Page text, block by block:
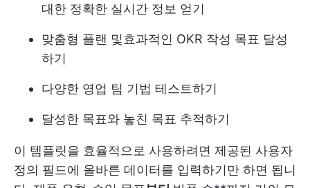
대한 정확한 실시간 정보 얻기
맞춤형 플랜 및효과적인 OKR 작성 목표 달성
하기
다양한 영업 팀 기법 테스트하기
달성한 목표와 놓친 목표 추적하기
이 템플릿을 효율적으로 사용하려면 제공된 사용자
정의 필드에 올바른 데이터를 입력하기만 하면 됩니